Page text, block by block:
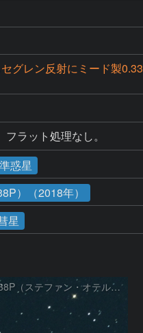
グレン反射にミード製
ラット処理なし。
惑星
）（2018年）
星
38P（ステファン・オテルマ彗星）